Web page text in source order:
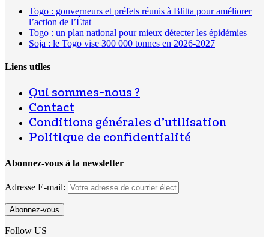
Togo : gouverneurs et préfets réunis à Blitta pour améliorer
l’action de l’État
Togo : un plan national pour mieux détecter les épidémies
Soja : le Togo vise 300 000 tonnes en 2026-2027
Liens utiles
Qui sommes-nous ?
Contact
Conditions générales d’utilisation
Politique de confidentialité
Abonnez-vous à la newsletter
Adresse E-mail:
Follow US